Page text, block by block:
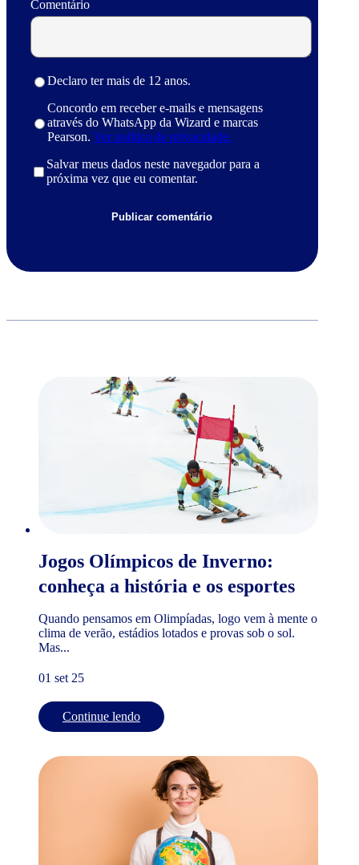
Comentário
Declaro ter mais de 12 anos.
Concordo em receber e-mails e mensagens
através do WhatsApp da Wizard e marcas
Pearson. Ver política de privacidade.
Salvar meus dados neste navegador para a
próxima vez que eu comentar.
Jogos Olímpicos de Inverno:
conheça a história e os esportes
Quando pensamos em Olimpíadas, logo vem à mente o
clima de verão, estádios lotados e provas sob o sol.
Mas...
01 set 25
Continue lendo